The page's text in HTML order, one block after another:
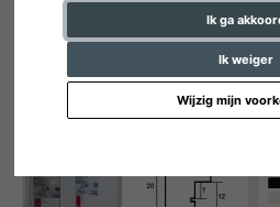
Ik ga
Ik weiger
Wijzig mijn